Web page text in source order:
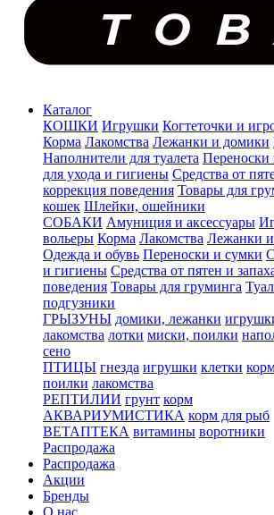
Каталог
КОШКИ Игрушки Когтеточки и
Корма Лакомства Лежанки и домики
Наполнители для туалета Переноски
для ухода и гигиены Средства от
коррекция поведения Товары для
кошек Шлейки, ошейники
СОБАКИ Амуниция и аксессуары
вольеры Корма Лакомства Лежанки
Одежда и обувь Переноски и сумки
и гигиены Средства от пятен и
поведения Товары для груминга
подгузники
ГРЫЗУНЫ домики, лежанки
лакомства лотки миски, поилки
сено
ПТИЦЫ гнезда игрушки клетки
поилки лакомства
РЕПТИЛИИ грунт корм
АКВАРИУМИСТИКА корм для рыб
ВЕТАПТЕКА витамины воротники
Распродажа
Распродажа
Акции
Бренды
О нас